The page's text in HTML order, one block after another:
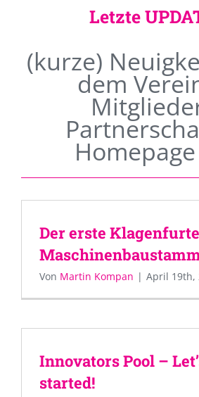
Letzte
(kurze)
dem
Der erste
Von Martin Kompan | April 19th,
Innovators Pool –
started!